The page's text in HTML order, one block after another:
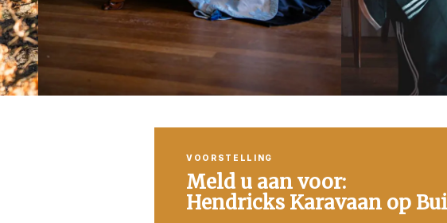
VOORSTELLING
Meld u aan voor:
Hendricks Karavaan op